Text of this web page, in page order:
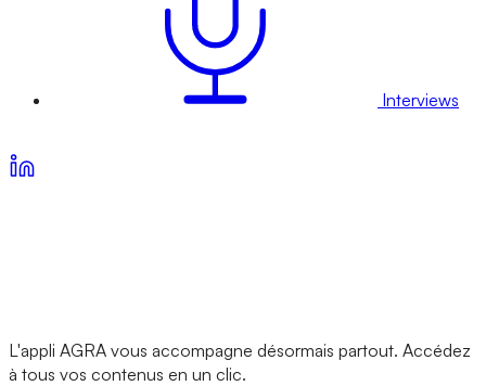
Interviews
L'appli AGRA vous accompagne désormais partout. Accédez
à tous vos contenus en un clic.